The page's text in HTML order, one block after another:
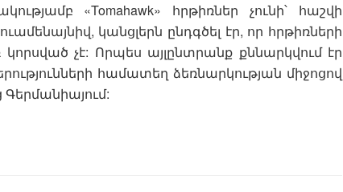
«Tomahawk» հրթիռներ չունի՝ հաշվի
կանցլերն ընդգծել էր, որ հրթիռների
չէ: Որպես այլընտրանք քննարկվում էր
համատեղ ձեռնարկության միջոցով
Գերմանիայում: